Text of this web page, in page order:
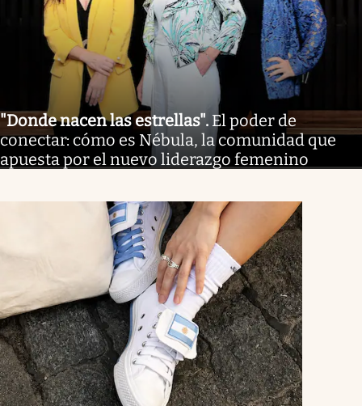
"Donde nacen las estrellas". El poder de
conectar: cómo es Nébula, la comunidad que
apuesta por el nuevo liderazgo femenino